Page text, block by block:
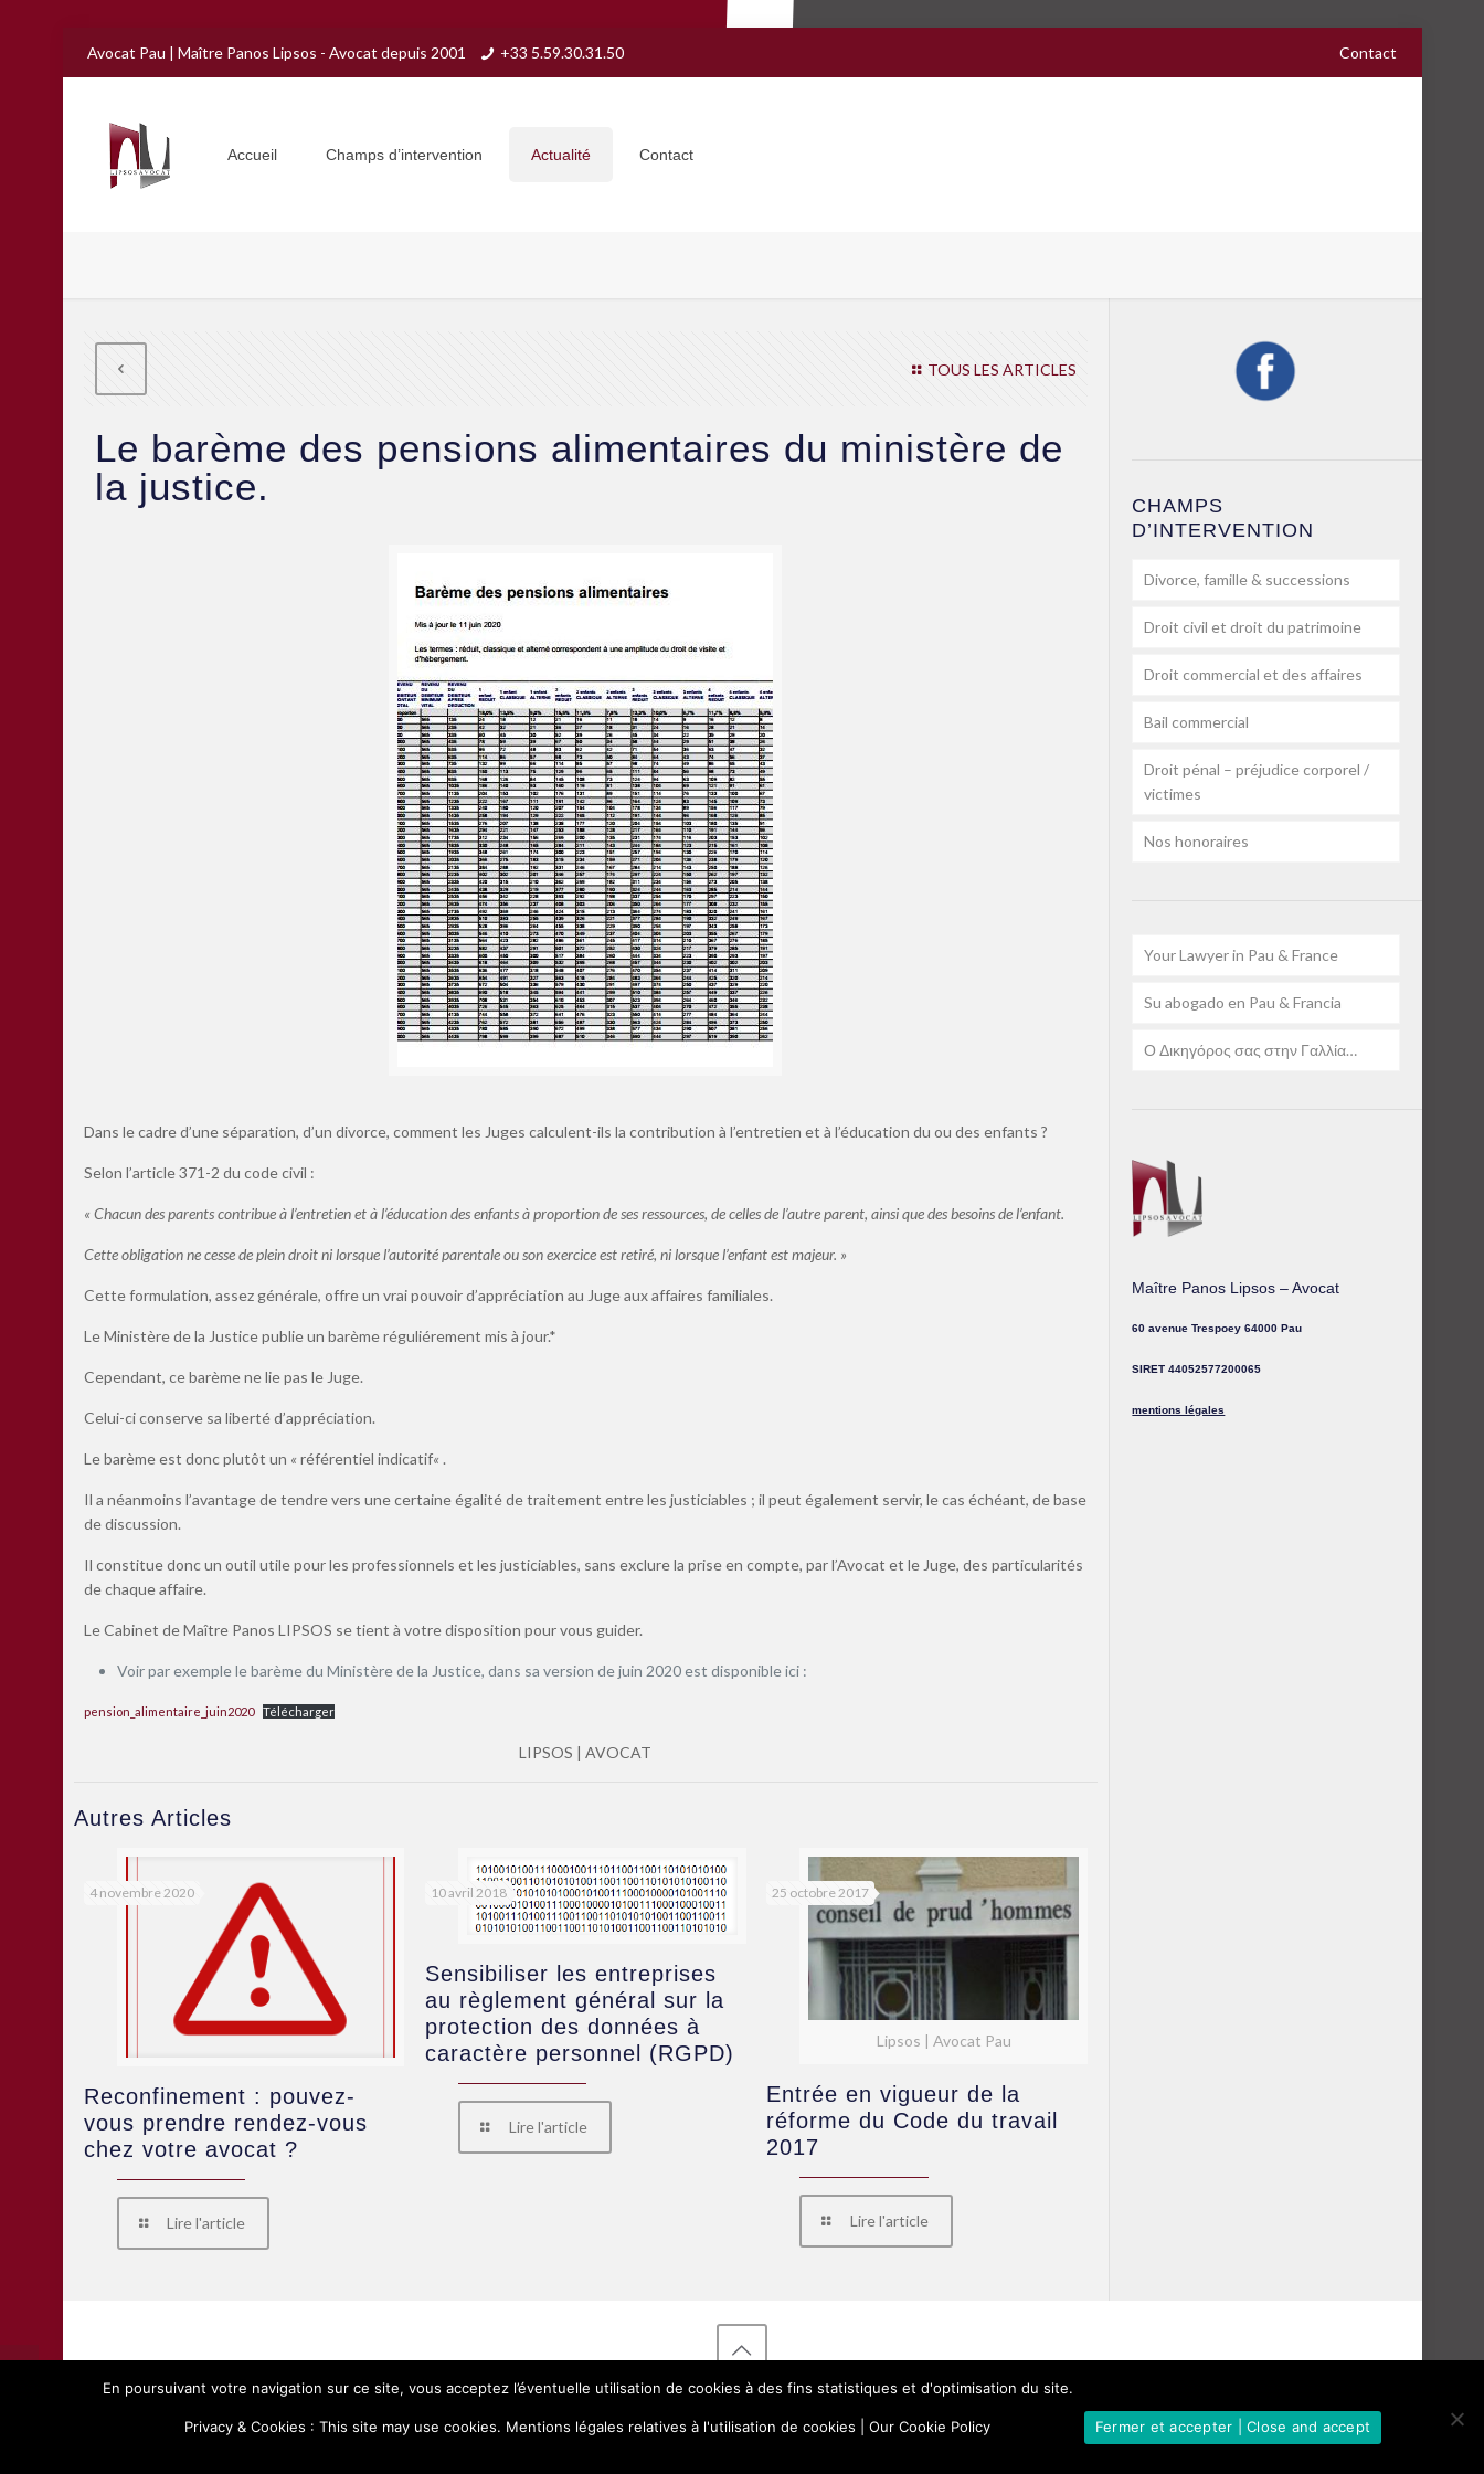
Avocat Pau | Maître Panos Lipsos - Avocat depuis 2001 +33 5.59.30.31.50 Contact
Accueil Champs d’intervention Actualité Contact
TOUS LES ARTICLES
Le barème des pensions alimentaires du ministère de
la justice.
Dans le cadre d’une séparation, d’un divorce, comment les Juges calculent-ils la contribution à l’entretien et à l’éducation du ou des enfants ?
Selon l’article 371-2 du code civil :
« Chacun des parents contribue à l’entretien et à l’éducation des enfants à proportion de ses ressources, de celles de l’autre parent, ainsi que des besoins de l’enfant.
Cette obligation ne cesse de plein droit ni lorsque l’autorité parentale ou son exercice est retiré, ni lorsque l’enfant est majeur. »
Cette formulation, assez générale, offre un vrai pouvoir d’appréciation au Juge aux affaires familiales.
Le Ministère de la Justice publie un barème réguliérement mis à jour.*
Cependant, ce barème ne lie pas le Juge.
Celui-ci conserve sa liberté d’appréciation.
Le barème est donc plutôt un « référentiel indicatif« .
Il a néanmoins l’avantage de tendre vers une certaine égalité de traitement entre les justiciables ; il peut également servir, le cas échéant, de base
de discussion.
Il constitue donc un outil utile pour les professionnels et les justiciables, sans exclure la prise en compte, par l’Avocat et le Juge, des particularités
de chaque affaire.
Le Cabinet de Maître Panos LIPSOS se tient à votre disposition pour vous guider.
Voir par exemple le barème du Ministère de la Justice, dans sa version de juin 2020 est disponible ici :
pension_alimentaire_juin2020 Télécharger
LIPSOS | AVOCAT
Autres Articles
4 novembre 2020
Reconfinement : pouvez-
vous prendre rendez-vous
chez votre avocat ?
Lire l'article
10 avril 2018
Sensibiliser les entreprises
au règlement général sur la
protection des données à
caractère personnel (RGPD)
Lire l'article
Lipsos | Avocat Pau
25 octobre 2017
Entrée en vigueur de la
réforme du Code du travail
2017
Lire l'article
CHAMPS
D’INTERVENTION
Divorce, famille & successions
Droit civil et droit du patrimoine
Droit commercial et des affaires
Bail commercial
Droit pénal – préjudice corporel /
victimes
Nos honoraires
Your Lawyer in Pau & France
Su abogado en Pau & Francia
Ο Δικηγόρος σας στην Γαλλία…
Maître Panos Lipsos – Avocat
60 avenue Trespoey 64000 Pau
SIRET 44052577200065
mentions légales
En poursuivant votre navigation sur ce site, vous acceptez l’éventuelle utilisation de cookies à des fins statistiques et d'optimisation du site.
Privacy & Cookies : This site may use cookies. Mentions légales relatives à l'utilisation de cookies | Our Cookie Policy Fermer et accepter | Close and accept